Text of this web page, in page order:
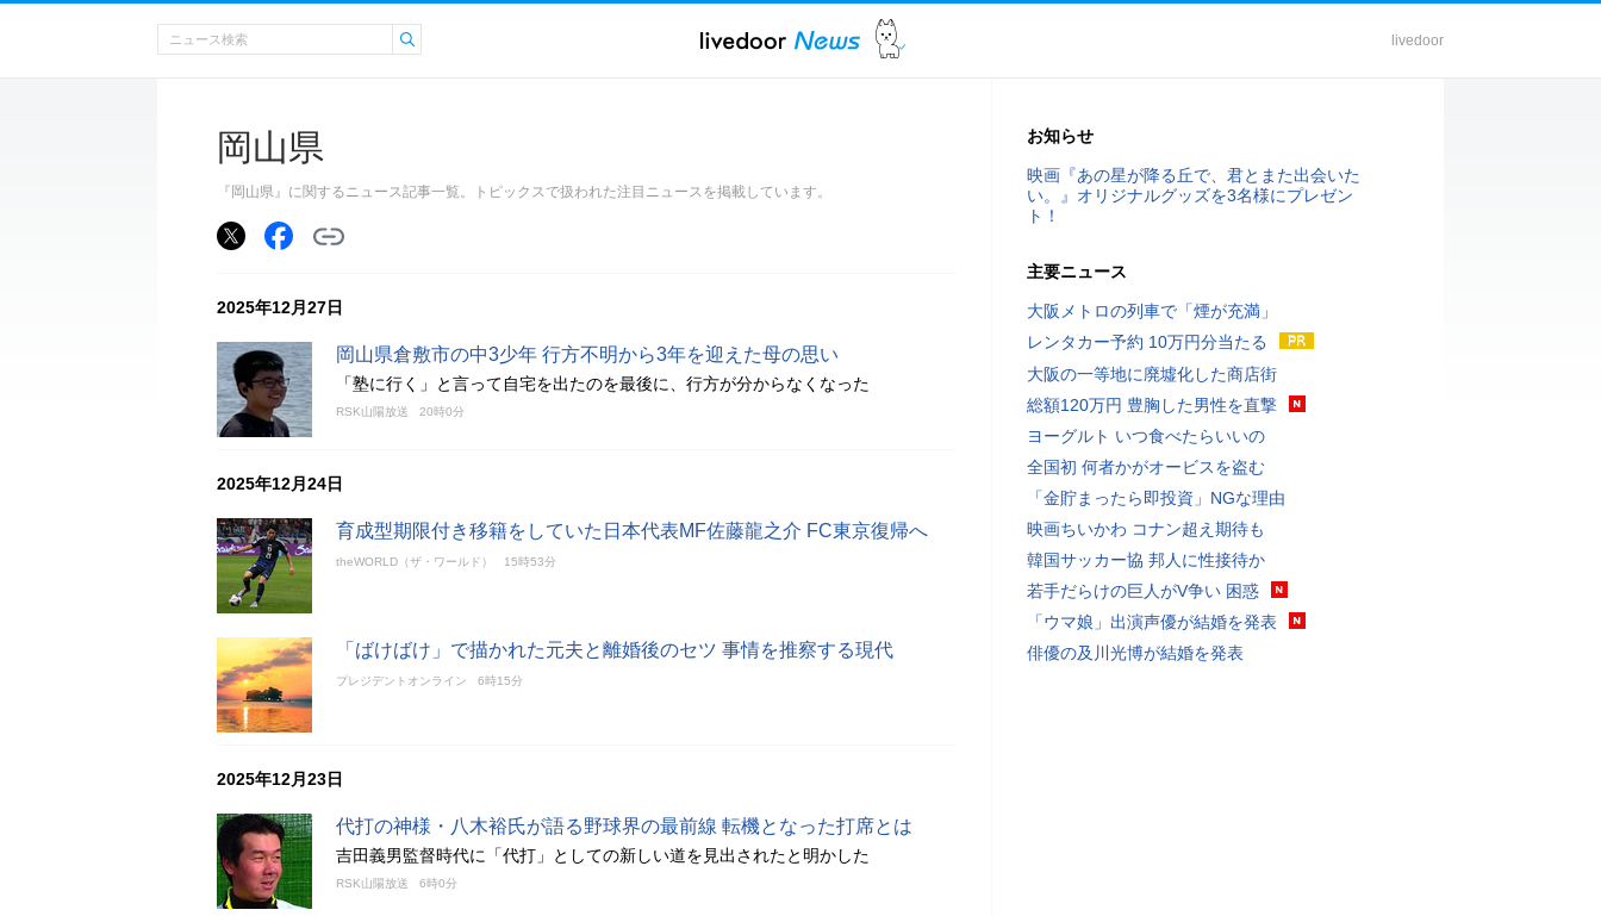
livedoor
岡山県
『岡山県』に関するニュース記事一覧。トピックスで扱われた注目ニュースを掲載しています。
2025年12月27日
岡山県倉敷市の中3少年 行方不明から3年を迎えた母の思い
「塾に行く」と言って自宅を出たのを最後に、行方が分からなくなった
RSK山陽放送 20時0分
2025年12月24日
育成型期限付き移籍をしていた日本代表MF佐藤龍之介 FC東京復帰へ
theWORLD（ザ・ワールド） 15時53分
「ばけばけ」で描かれた元夫と離婚後のセツ 事情を推察する現代
プレジデントオンライン 6時15分
2025年12月23日
代打の神様・八木裕氏が語る野球界の最前線 転機となった打席とは
吉田義男監督時代に「代打」としての新しい道を見出されたと明かした
RSK山陽放送 6時0分
お知らせ
映画『あの星が降る丘で、君とまた出会いた
い。』オリジナルグッズを3名様にプレゼン
ト！
主要ニュース
大阪メトロの列車で「煙が充満」
レンタカー予約 10万円分当たる
大阪の一等地に廃墟化した商店街
総額120万円 豊胸した男性を直撃
ヨーグルト いつ食べたらいいの
全国初 何者かがオービスを盗む
「金貯まったら即投資」NGな理由
映画ちいかわ コナン超え期待も
韓国サッカー協 邦人に性接待か
若手だらけの巨人がV争い 困惑
「ウマ娘」出演声優が結婚を発表
俳優の及川光博が結婚を発表